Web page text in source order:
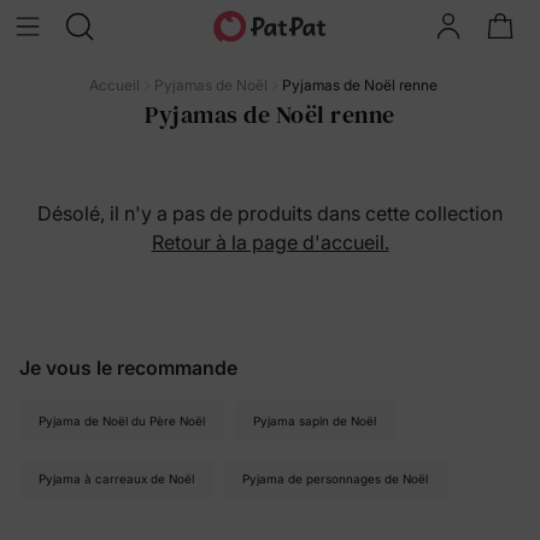
Accueil Pyjamas de Noël Pyjamas de Noël renne
Pyjamas de Noël renne
Désolé, il n'y a pas de produits dans cette collection
Retour à la page d'accueil.
Je vous le recommande
Pyjama de Noël du Père Noël Pyjama sapin de Noël
Pyjama à carreaux de Noël Pyjama de personnages de Noël